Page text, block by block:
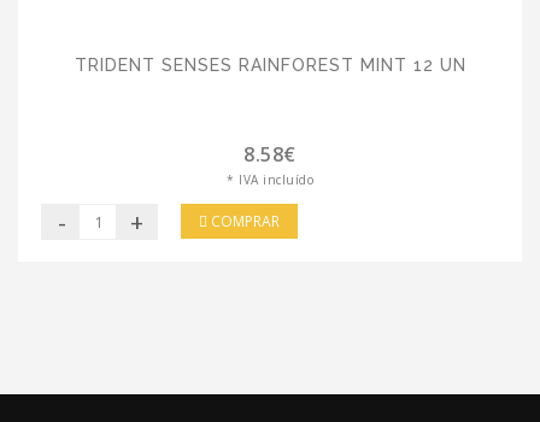
TRIDENT SENSES RAINFOREST MINT 12 UN
8.58€
* IVA incluído
- + COMPRAR